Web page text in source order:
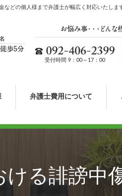
どの個人様まで弁護士が幅広く対応いたしま
受付時間 9：00～17：00
弁護士費用について
る誹謗中